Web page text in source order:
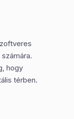
hogy
térben.